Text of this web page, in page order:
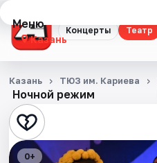
Концерты Театр
Меню
Казань
Концерты
Театр
Стендап
Ночной режим
Казань ТЮЗ им. Кариева
0+